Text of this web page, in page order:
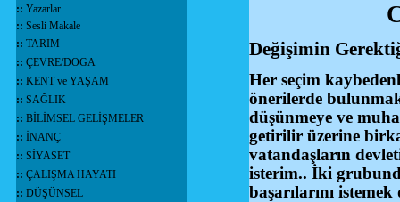
:: Yazarlar
:: Sesli Makale
:: TARIM
:: ÇEVRE/DOGA
:: KENT ve YAŞAM
:: SAĞLIK
:: BİLİMSEL GELİŞMELER
:: İNANÇ
:: SİYASET
:: ÇALIŞMA HAYATI
:: DÜŞÜNSEL
Değişimin
Her seçim
önerilerde
düşünmeye ve
getirilir üzerine
vatandaşların
isterim.. İki
başarılarını